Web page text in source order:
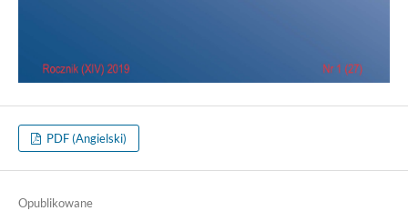
PDF (Angielski)
Opublikowane